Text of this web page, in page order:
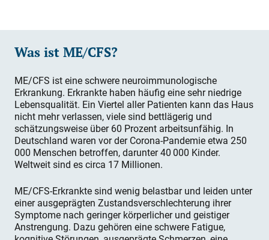
Was ist ME/CFS?
ME/CFS ist eine schwere neuroimmunologische
Erkrankung. Erkrankte haben häufig eine sehr niedrige
Lebensqualität. Ein Viertel aller Patienten kann das Haus
nicht mehr verlassen, viele sind bettlägerig und
schätzungsweise über 60 Prozent arbeitsunfähig. In
Deutschland waren vor der Corona-Pandemie etwa 250
000 Menschen betroffen, darunter 40 000 Kinder.
Weltweit sind es circa 17 Millionen.
ME/CFS-Erkrankte sind wenig belastbar und leiden unter
einer ausgeprägten Zustandsverschlechterung ihrer
Symptome nach geringer körperlicher und geistiger
Anstrengung. Dazu gehören eine schwere Fatigue,